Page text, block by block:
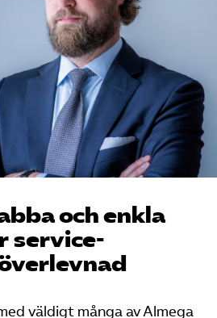
och enkla
service­
väldigt många av Almega